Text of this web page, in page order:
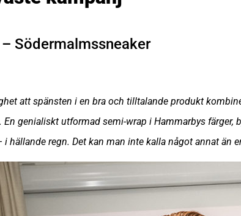
Södermalmssneaker
att spänsten i en bra och tilltalande produkt
genialiskt utformad semi-wrap i Hammarbys
hällande regn. Det kan man inte kalla något annat än